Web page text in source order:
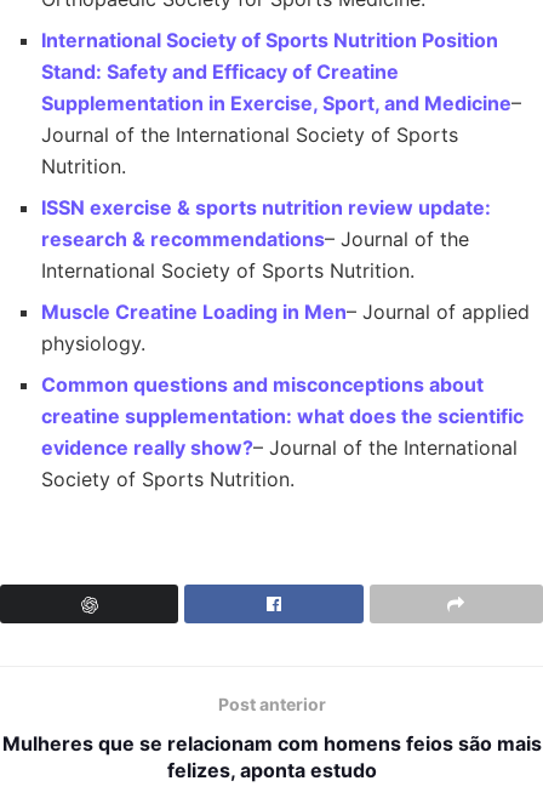
International Society of Sports Nutrition Position
Stand: Safety and Efficacy of Creatine
Supplementation in Exercise, Sport, and Medicine–
Journal of the International Society of Sports
Nutrition.
ISSN exercise & sports nutrition review update:
research & recommendations– Journal of the
International Society of Sports Nutrition.
Muscle Creatine Loading in Men– Journal of applied
physiology.
Common questions and misconceptions about
creatine supplementation: what does the scientific
evidence really show?– Journal of the International
Society of Sports Nutrition.
Post anterior
Mulheres que se relacionam com homens feios são mais
felizes, aponta estudo